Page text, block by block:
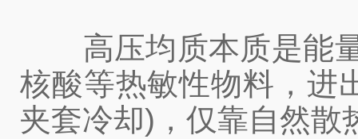
高压均质本质是能量
核酸等热敏性物料，进
夹套冷却)，仅靠自然散